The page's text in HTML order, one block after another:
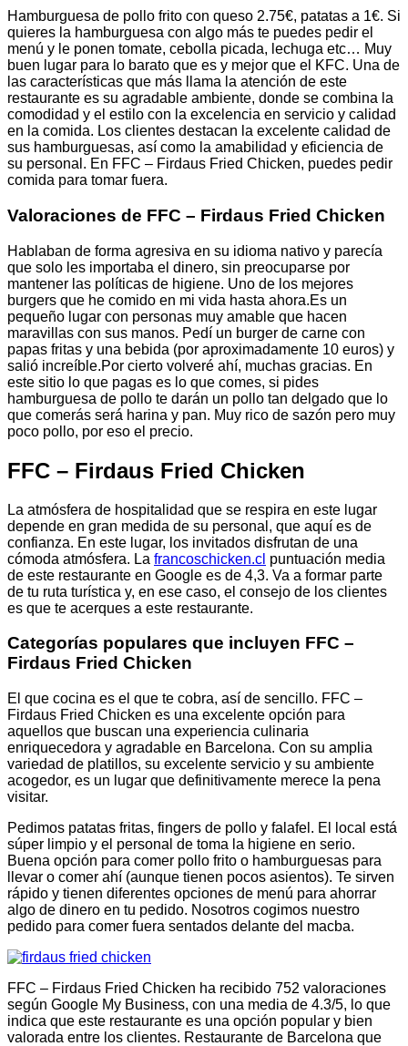
Hamburguesa de pollo frito con queso 2.75€, patatas a 1€. Si
quieres la hamburguesa con algo más te puedes pedir el
menú y le ponen tomate, cebolla picada, lechuga etc… Muy
buen lugar para lo barato que es y mejor que el KFC. Una de
las características que más llama la atención de este
restaurante es su agradable ambiente, donde se combina la
comodidad y el estilo con la excelencia en servicio y calidad
en la comida. Los clientes destacan la excelente calidad de
sus hamburguesas, así como la amabilidad y eficiencia de
su personal. En FFC – Firdaus Fried Chicken, puedes pedir
comida para tomar fuera.
Valoraciones de FFC – Firdaus Fried Chicken
Hablaban de forma agresiva en su idioma nativo y parecía
que solo les importaba el dinero, sin preocuparse por
mantener las políticas de higiene. Uno de los mejores
burgers que he comido en mi vida hasta ahora.Es un
pequeño lugar con personas muy amable que hacen
maravillas con sus manos. Pedí un burger de carne con
papas fritas y una bebida (por aproximadamente 10 euros) y
salió increíble.Por cierto volveré ahí, muchas gracias. En
este sitio lo que pagas es lo que comes, si pides
hamburguesa de pollo te darán un pollo tan delgado que lo
que comerás será harina y pan. Muy rico de sazón pero muy
poco pollo, por eso el precio.
FFC – Firdaus Fried Chicken
La atmósfera de hospitalidad que se respira en este lugar
depende en gran medida de su personal, que aquí es de
confianza. En este lugar, los invitados disfrutan de una
cómoda atmósfera. La francoschicken.cl puntuación media
de este restaurante en Google es de 4,3. Va a formar parte
de tu ruta turística y, en ese caso, el consejo de los clientes
es que te acerques a este restaurante.
Categorías populares que incluyen FFC –
Firdaus Fried Chicken
El que cocina es el que te cobra, así de sencillo. FFC –
Firdaus Fried Chicken es una excelente opción para
aquellos que buscan una experiencia culinaria
enriquecedora y agradable en Barcelona. Con su amplia
variedad de platillos, su excelente servicio y su ambiente
acogedor, es un lugar que definitivamente merece la pena
visitar.
Pedimos patatas fritas, fingers de pollo y falafel. El local está
súper limpio y el personal de toma la higiene en serio.
Buena opción para comer pollo frito o hamburguesas para
llevar o comer ahí (aunque tienen pocos asientos). Te sirven
rápido y tienen diferentes opciones de menú para ahorrar
algo de dinero en tu pedido. Nosotros cogimos nuestro
pedido para comer fuera sentados delante del macba.
FFC – Firdaus Fried Chicken ha recibido 752 valoraciones
según Google My Business, con una media de 4.3/5, lo que
indica que este restaurante es una opción popular y bien
valorada entre los clientes. Restaurante de Barcelona que